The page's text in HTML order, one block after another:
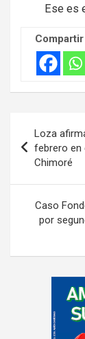
Ese es
Compartir
de
entradas
Loza
febrero en
Chimoré
Caso
por